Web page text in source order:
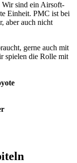
sind ein Airsoft-
Einheit. PMC ist bei
aber auch nicht
gerne auch mit
spielen die Rolle mit